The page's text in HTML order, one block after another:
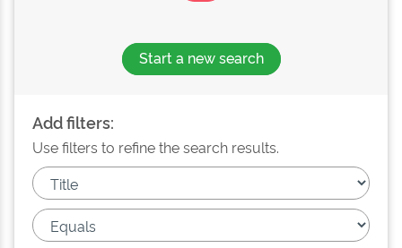
Start a new search
Add filters:
Use filters to refine the search results.